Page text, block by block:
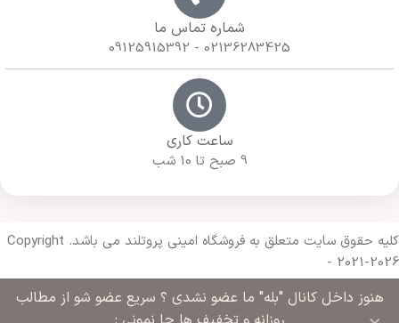
شماره تماس ما
02136283425 - 09125915392
ساعت کاری
9 صبح تا 10 شب
کلیه حقوق سایت متعلق به فروشگاه امینی پروتلند می باشد. Copyright
- 2021-2026
Made with 🔥 By Armazda Web
هنوز داخل کانال "بله" ما عضو نشدی ؟ سریع عضو شو از مطالب